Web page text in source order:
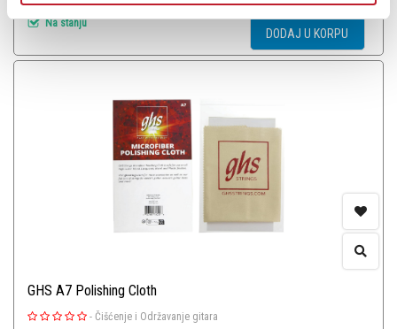
Šifra: 20333
Na stanju
DODAJ U KORPU
GHS A7 Polishing Cloth
- Čišćenje i Održavanje gitara